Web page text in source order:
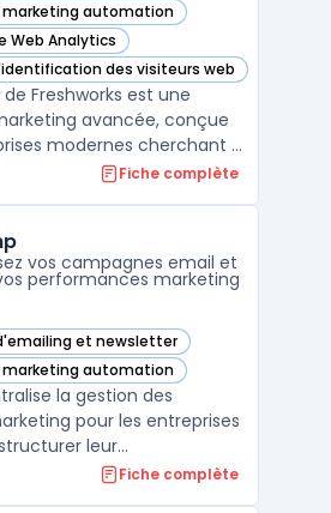
marketing automation
dans cette catégorie
Web Analytics
dans cette catégorie
des visiteurs web
dans cette catégorie
Freshworks est une
avancée, conçue
modernes cherchant à
stratégies de marketing
campagnes marketing,
une gestion ...
Fiche complète
vos campagnes email et
performances marketing
et newsletter
dans cette catégorie
marketing automation
dans cette catégorie
la gestion des
pour les entreprises
leur
et d’automatiser leurs
Fiche complète